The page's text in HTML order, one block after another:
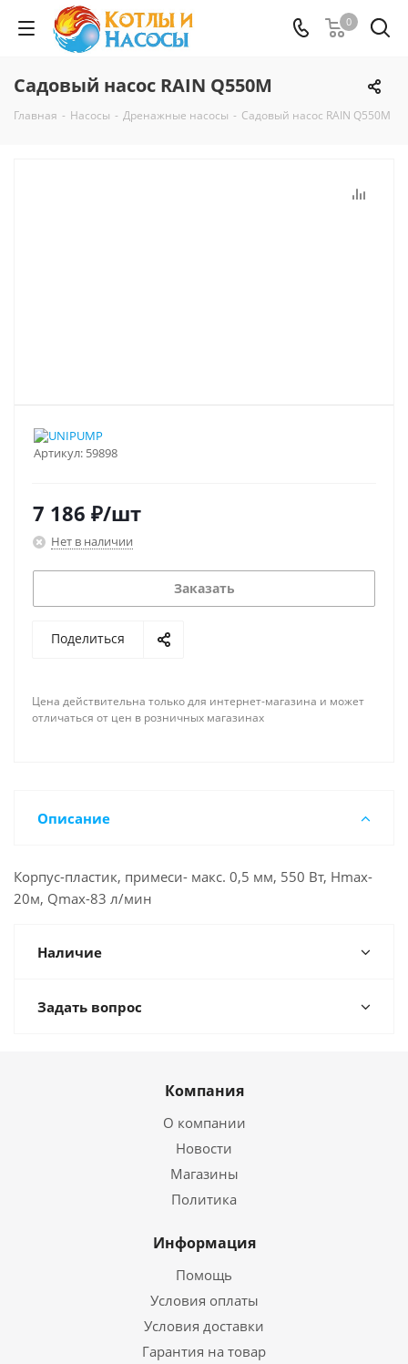
0
Садовый насос RAIN Q550M
Главная - Насосы - Дренажные насосы - Садовый насос RAIN Q550M
Артикул: 59898
7 186 ₽/шт
Нет в наличии
Заказать
Поделиться
Цена действительна только для интернет-магазина и может
отличаться от цен в розничных магазинах
Описание
Корпус-пластик, примеси- макс. 0,5 мм, 550 Вт, Hmax-
20м, Qmax-83 л/мин
Наличие
Задать вопрос
Компания
О компании
Новости
Магазины
Политика
Информация
Помощь
Условия оплаты
Условия доставки
Гарантия на товар